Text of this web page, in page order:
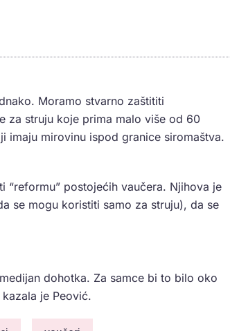
Moramo stvarno zaštititi
za struju koje prima malo više od 60
imaju mirovinu ispod granice siromaštva.
“reformu” postojećih vaučera. Njihova je
se mogu koristiti samo za struju), da se
dohotka. Za samce bi to bilo oko
je Peović.